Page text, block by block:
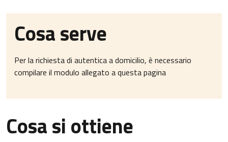
Cosa serve
Per la richiesta di autentica a domicilio, è necessario
compilare il modulo allegato a questa pagina
Cosa si ottiene